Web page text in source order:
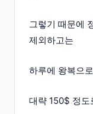
그렇기 때문에
제외하고는
하루에 왕복으
대략 150$ 정도